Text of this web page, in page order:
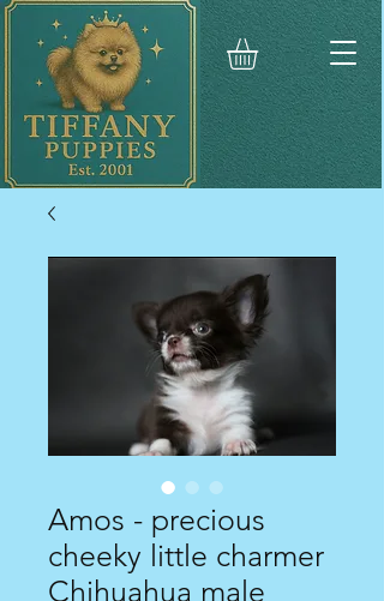
Amos - precious
cheeky little charmer
Chihuahua male